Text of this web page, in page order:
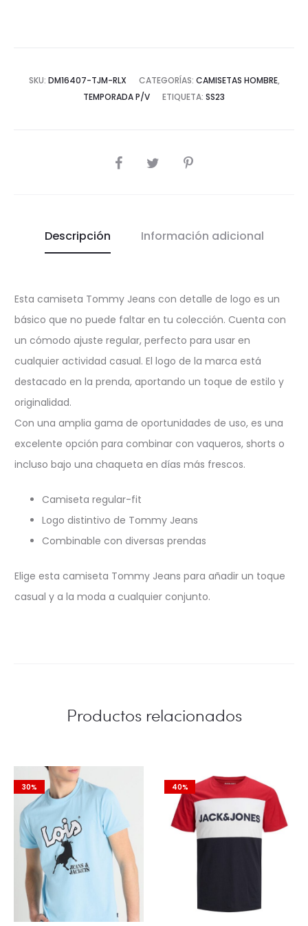
SKU: DM16407-TJM-RLX CATEGORÍAS: CAMISETAS HOMBRE,
TEMPORADA P/V
ETIQUETA: SS23
COMPARTIR
Descripción Información adicional
Esta camiseta Tommy Jeans con detalle de logo es un
básico que no puede faltar en tu colección. Cuenta con
un cómodo ajuste regular, perfecto para usar en
cualquier actividad casual. El logo de la marca está
destacado en la prenda, aportando un toque de estilo y
originalidad.
Con una amplia gama de oportunidades de uso, es una
excelente opción para combinar con vaqueros, shorts o
incluso bajo una chaqueta en días más frescos.
Camiseta regular-fit
Logo distintivo de Tommy Jeans
Combinable con diversas prendas
Elige esta camiseta Tommy Jeans para añadir un toque
casual y a la moda a cualquier conjunto.
Productos relacionados
30% 40%